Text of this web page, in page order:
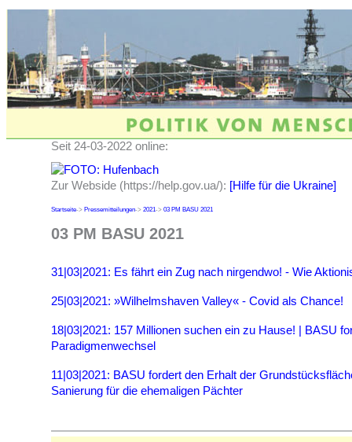
Seit 24-03-2022 online:
Zur Webside (https://help.gov.ua/): [Hilfe für die Ukraine]
Startseite-> Pressemitteilungen-> 2021-> 03 PM BASU 2021
03 PM BASU 2021
31|03|2021: Es fährt ein Zug nach nirgendwo! - Wie
25|03|2021: »Wilhelmshaven Valley« - Covid als Chance!
18|03|2021: 157 Millionen suchen ein zu Hause! | BASU
Paradigmenwechsel
11|03|2021: BASU fordert den Erhalt der
Sanierung für die ehemaligen Pächter